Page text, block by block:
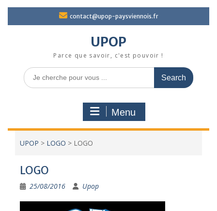
contact@upop-paysviennois.fr
UPOP
Parce que savoir, c'est pouvoir !
Search
for:
Menu
UPOP > LOGO > LOGO
LOGO
25/08/2016 Upop